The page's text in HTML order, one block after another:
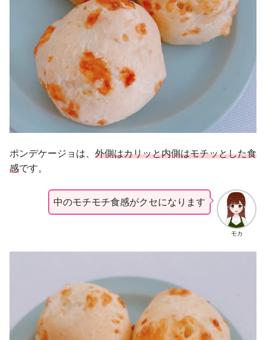
ポンデケージョは、 外側はカリッと内側はモチッとした食
感です。
モカ
中のモチモチ食感がクセになります